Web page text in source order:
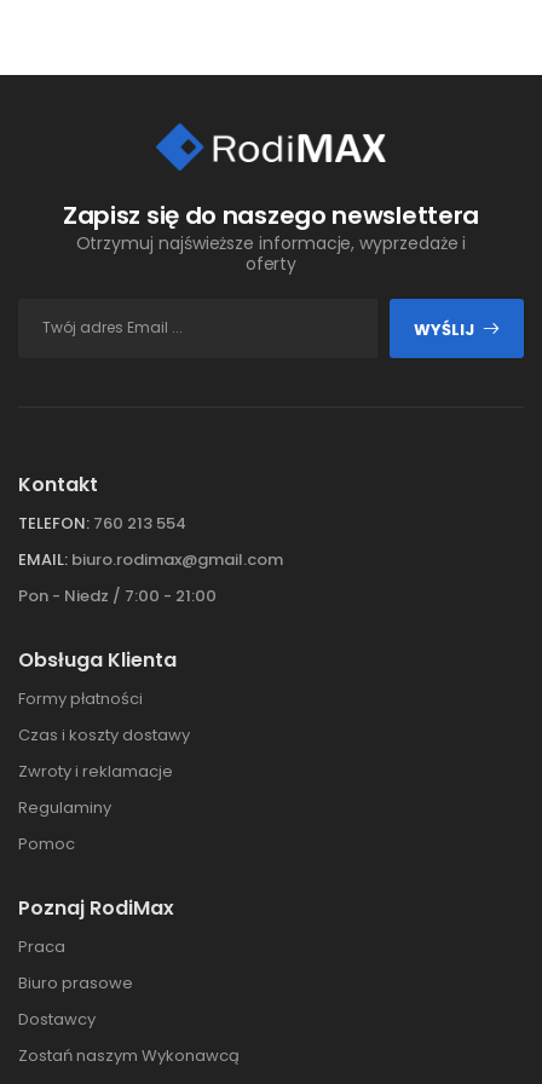
Zapisz się do naszego newslettera
Otrzymuj najświeższe informacje, wyprzedaże i
oferty
WYŚLIJ
Kontakt
TELEFON: 760 213 554
EMAIL: biuro.rodimax@gmail.com
Pon - Niedz / 7:00 - 21:00
Obsługa Klienta
Formy płatności
Czas i koszty dostawy
Zwroty i reklamacje
Regulaminy
Pomoc
Poznaj RodiMax
Praca
Biuro prasowe
Dostawcy
Zostań naszym Wykonawcą